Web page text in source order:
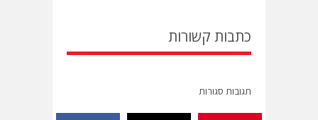
כתבות קשורות
תגובות סגורות